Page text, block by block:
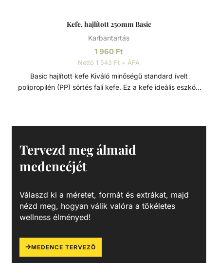
Kefe, hajlított 250mm Basic
Karbantartás
1 960 Ft
Nettó 1 543 Ft + ÁFA
Basic hajlított kefe Kiváló minőségű standard ívelt
polipropilén (PP) sörtés fali kefe. Ez a kefe ideális eszköz
minden szabványos teleszkópos rúdhoz illeszkedik, és 25
cm széles tisztítási felülettel rendelkezik, biztosítva a
könnyű és alapos tisztítást. Jellemzők: - Fej hossza: 250
Tervezd meg álmaid
medencéjét
Válaszd ki a méretet, formát és extrákat, majd
nézd meg, hogyan válik valóra a tökéletes
wellness élményed!
MEDENCE TERVEZŐ